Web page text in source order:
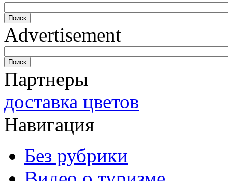
Advertisement
Партнеры
доставка цветов
Навигация
Без рубрики